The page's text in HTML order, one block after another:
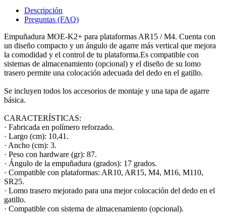
Descripción
Preguntas (FAQ)
Empuñadura MOE-K2+ para plataformas AR15 / M4. Cuenta con
un diseño compacto y un ángulo de agarre más vertical que mejora
la comodidad y el control de tu plataforma.Es compatible con
sistemas de almacenamiento (opcional) y el diseño de su lomo
trasero permite una colocación adecuada del dedo en el gatillo.
Se incluyen todos los accesorios de montaje y una tapa de agarre
básica.
CARACTERÍSTICAS:
· Fabricada en polímero reforzado.
· Largo (cm): 10,41.
· Ancho (cm): 3.
· Peso con hardware (gr): 87.
· Ángulo de la empuñadura (grados): 17 grados.
· Compatible con plataformas: AR10, AR15, M4, M16, M110,
SR25.
· Lomo trasero mejorado para una mejor colocación del dedo en el
gatillo.
· Compatible con sistema de almacenamiento (opcional).